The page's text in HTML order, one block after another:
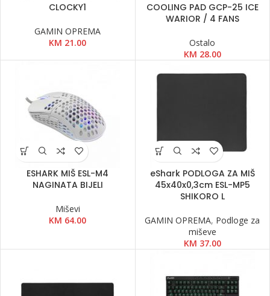
CLOCKY1
GAMIN OPREMA
KM 21.00
COOLING PAD GCP-25 ICE
WARIOR / 4 FANS
Ostalo
KM 28.00
ESHARK MIŠ ESL-M4
NAGINATA BIJELI
Miševi
KM 64.00
eShark PODLOGA ZA MIŠ
45x40x0,3cm ESL-MP5
SHIKORO L
GAMIN OPREMA, Podloge za
miševe
KM 37.00